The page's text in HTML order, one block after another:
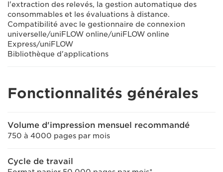
l'extraction des relevés, la gestion automatique des
consommables et les évaluations à distance.
Compatibilité avec le gestionnaire de connexion
universelle/uniFLOW online/uniFLOW online
Express/uniFLOW
Bibliothèque d'applications
Fonctionnalités générales
Volume d'impression mensuel recommandé
750 à 4000 pages par mois
Cycle de travail